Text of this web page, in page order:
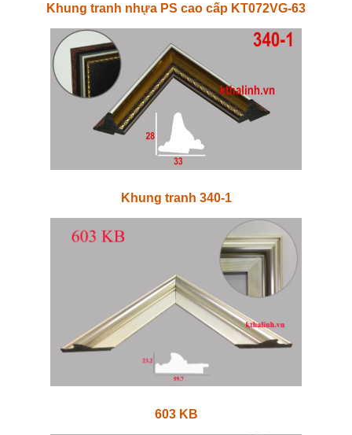
Khung tranh nhựa PS cao cấp KT072VG-63
Khung tranh 340-1
603 KB